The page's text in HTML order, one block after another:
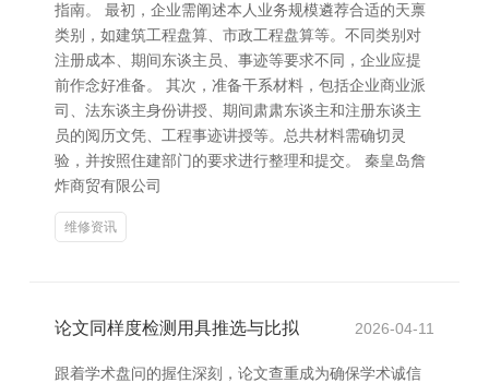
指南。 最初，企业需阐述本人业务规模遴荐合适的天禀
类别，如建筑工程盘算、市政工程盘算等。不同类别对
注册成本、期间东谈主员、事迹等要求不同，企业应提
前作念好准备。 其次，准备干系材料，包括企业商业派
司、法东谈主身份讲授、期间肃肃东谈主和注册东谈主
员的阅历文凭、工程事迹讲授等。总共材料需确切灵
验，并按照住建部门的要求进行整理和提交。 秦皇岛詹
炸商贸有限公司
维修资讯
论文同样度检测用具推选与比拟 2026-04-11
跟着学术盘问的握住深刻，论文查重成为确保学术诚信